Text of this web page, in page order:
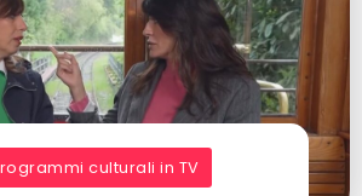
culturali in TV